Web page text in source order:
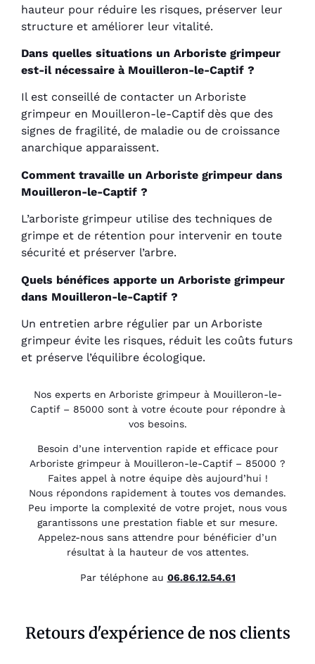
hauteur pour réduire les risques, préserver leur
structure et améliorer leur vitalité.
Dans quelles situations un Arboriste grimpeur
est-il nécessaire à Mouilleron-le-Captif ?
Il est conseillé de contacter un Arboriste
grimpeur en Mouilleron-le-Captif dès que des
signes de fragilité, de maladie ou de croissance
anarchique apparaissent.
Comment travaille un Arboriste grimpeur dans
Mouilleron-le-Captif ?
L’arboriste grimpeur utilise des techniques de
grimpe et de rétention pour intervenir en toute
sécurité et préserver l’arbre.
Quels bénéfices apporte un Arboriste grimpeur
dans Mouilleron-le-Captif ?
Un entretien arbre régulier par un Arboriste
grimpeur évite les risques, réduit les coûts futurs
et préserve l’équilibre écologique.
Nos experts en Arboriste grimpeur à Mouilleron-le-
Captif – 85000 sont à votre écoute pour répondre à
vos besoins.
Besoin d’une intervention rapide et efficace pour
Arboriste grimpeur à Mouilleron-le-Captif – 85000 ?
Faites appel à notre équipe dès aujourd’hui !
Nous répondons rapidement à toutes vos demandes.
Peu importe la complexité de votre projet, nous vous
garantissons une prestation fiable et sur mesure.
Appelez-nous sans attendre pour bénéficier d’un
résultat à la hauteur de vos attentes.
Par téléphone au 06.86.12.54.61
Retours d'expérience de nos clients